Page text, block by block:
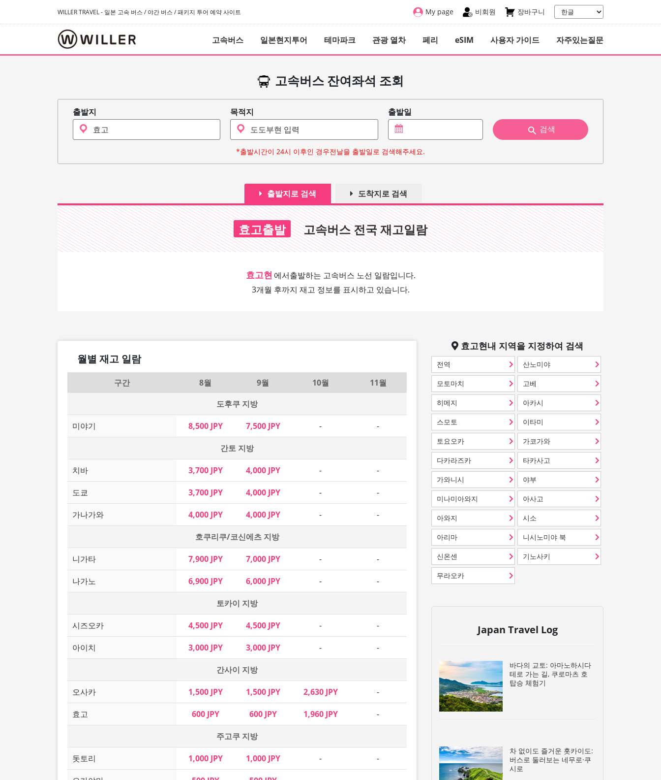
WILLER TRAVEL - 일본 고속 버스 / 야간 버스 / 패키지 투어 예약 사이트 My page 비회원 장바구니
고속버스 일본현지투어 테마파크 관광 열차 페리 eSIM 사용자 가이드 자주있는질문
고속버스 잔여좌석 조회
출발지 목적지 출발일
검색
*출발시간이 24시 이후인 경우전날을 출발일로 검색해주세요.
출발지로 검색 도착지로 검색
효고출발 고속버스 전국 재고일람
효고현 에서출발하는 고속버스 노선 일람입니다.
3개월 후까지 재고 정보를 표시하고 있습니다.
월별 재고 일람
구간 8월 9월 10월
11월
도후쿠 지방
미야기 8,500 JPY 7,500 JPY - -
간토 지방
치바 3,700 JPY 4,000 JPY - -
도쿄 3,700 JPY 4,000 JPY - -
가나가와 4,000 JPY 4,000 JPY - -
호쿠리쿠/코신에츠 지방
니가타 7,900 JPY 7,000 JPY - -
나가노 6,900 JPY 6,000 JPY - -
토카이 지방
시즈오카 4,500 JPY 4,500 JPY - -
아이치 3,000 JPY 3,000 JPY - -
간사이 지방
오사카 1,500 JPY 1,500 JPY 2,630 JPY -
효고 600 JPY 600 JPY 1,960 JPY -
주고쿠 지방
돗토리 1,000 JPY 1,000 JPY - -
효고현내 지역을 지정하여 검색
전역 산노미야
모토마치 고베
히메지 아카시
스모토 이타미
토요오카 가코가와
다카라즈카 타카사고
가와니시 야부
미나미아와지 아사고
아와지 시소
아리마 니시노미야 북
신온센 기노사키
무라오카
Japan Travel Log
바다의 교토: 아마노하시다
테로 가는 길, 쿠로마츠 호
탑승 체험기
차 없이도 즐거운 홋카이도:
버스로 둘러보는 네무로·쿠
시로